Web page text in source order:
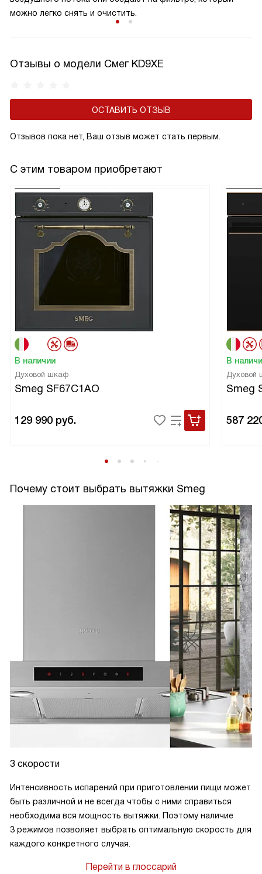
можно легко снять и очистить.
Отзывы о модели Смег KD9XE
ОСТАВИТЬ ОТЗЫВ
Отзывов пока нет, Ваш отзыв может стать первым.
С этим товаром приобретают
В наличии
Духовой шкаф
Smeg SF67C1AO
129 990 руб.
В
Духовой
Smeg
587
Почему стоит выбрать вытяжки Smeg
3 скорости
Интенсивность испарений при приготовлении пищи может
быть различной и не всегда чтобы с ними справиться
необходима вся мощность вытяжки. Поэтому наличие
3 режимов позволяет выбрать оптимальную скорость для
каждого конкретного случая.
Перейти в глоссарий